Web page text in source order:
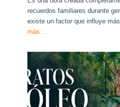
recuerdos familiares durante
existe un factor que influye
más…